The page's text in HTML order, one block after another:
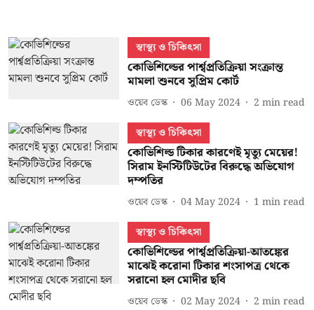
স্বাস্থ্য ও চিকিৎসা
কোভিশিল্ডের পার্শ্বপ্রতিক্রিয়া সংক্রান্ত
মামলা শুনবে সুপ্রিম কোর্ট
ওয়েব ডেস্ক 06 May 2024 2 min read
স্বাস্থ্য ও চিকিৎসা
কোভিশিল্ড টিকার কারণেই মৃত্যু মেয়ের!
সিরাম ইনস্টিটিউটের বিরুদ্ধে অভিযোগ
দম্পতির
ওয়েব ডেস্ক 04 May 2024 1 min read
স্বাস্থ্য ও চিকিৎসা
কোভিশিল্ডের পার্শ্বপ্রতিক্রিয়া-আতঙ্কের
মাঝেই করোনা টিকার শংসাপত্র থেকে
সরানো হল মোদীর ছবি
ওয়েব ডেস্ক 02 May 2024 2 min read